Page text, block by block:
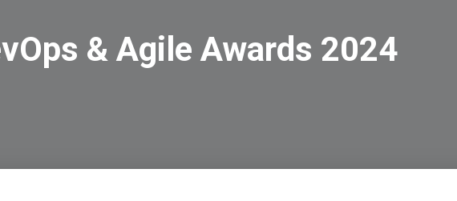
& Agile Awards 2024